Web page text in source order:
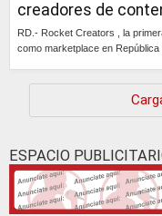
creadores de
RD.- Rocket Creators , la
como marketplace en República
ESPACIO